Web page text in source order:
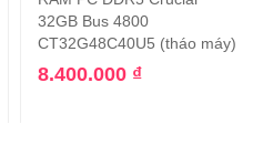
32GB Bus 4800
CT32G48C40U5 (tháo máy)
8.400.000 ₫